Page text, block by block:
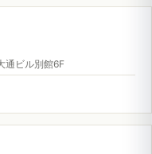
通ビル別館6F